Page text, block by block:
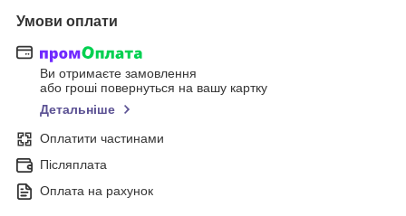
Умови оплати
Ви отримаєте замовлення
або гроші повернуться на вашу картку
Детальніше
Оплатити частинами
Післяплата
Оплата на рахунок